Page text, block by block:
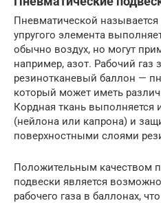
Пневматической
упругого элемента
обычно воздух, но могут
например, азот. Рабочий газ
резинотканевый баллон —
который может иметь
Кордная ткань
(нейлона или капрона) и
поверхностными слоями
Положительным качеством
подвески является
рабочего газа в баллонах,